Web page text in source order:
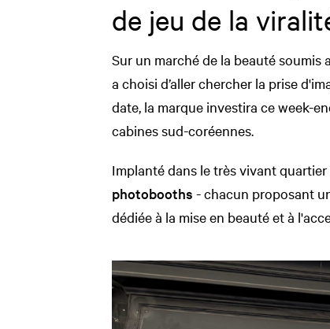
de jeu de la
Sur un marché de la beauté soumis
a choisi d’aller chercher la prise
date, la marque investira ce week-
cabines sud-coréennes.
Implanté dans le très vivant quartier
photobooths - chacun proposant
dédiée à la mise en beauté et à